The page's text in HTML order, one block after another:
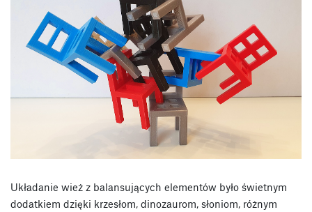
Układanie wież z balansujących elementów było świetnym
dodatkiem dzięki krzesłom, dinozaurom, słoniom, różnym